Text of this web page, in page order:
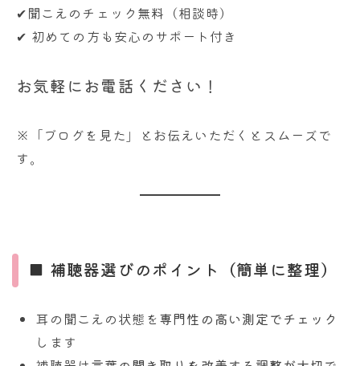
✔聞こえのチェック無料（相談時）
✔ 初めての方も安心のサポート付き
お気軽にお電話ください！
※「ブログを見た」とお伝えいただくとスムーズで
す。
■ 補聴器選びのポイント（簡単に整理）
耳の聞こえの状態を専門性の高い測定でチェック
します